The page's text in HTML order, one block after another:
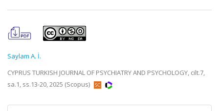
Saylam A. İ.
CYPRUS TURKISH JOURNAL OF PSYCHIATRY AND PSYCHOLOGY, cilt.7,
sa.1, ss.13-20, 2025 (Scopus)